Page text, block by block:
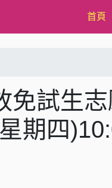
首頁
免試生
期四